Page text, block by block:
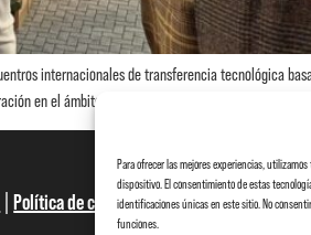
Para ofrecer las mejores experiencias,
dispositivo. El consentimiento de estas
identificaciones únicas en este sitio. No
funciones.
internacionales de transferencia tecnológica
en el ámbito de las Deep Tech. […]
|Política de cookies